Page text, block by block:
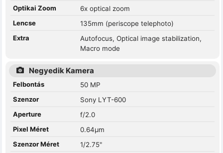
Optikai Zoom
6x optical zoom
Lencse
135mm (periscope telephoto)
Extra
Autofocus, Optical image stabilization,
Macro mode
Negyedik Kamera
Felbontás
50 MP
Szenzor
Sony LYT-600
Aperture
f/2.0
Pixel Méret
0.64µm
Szenzor Méret
1/2.75"